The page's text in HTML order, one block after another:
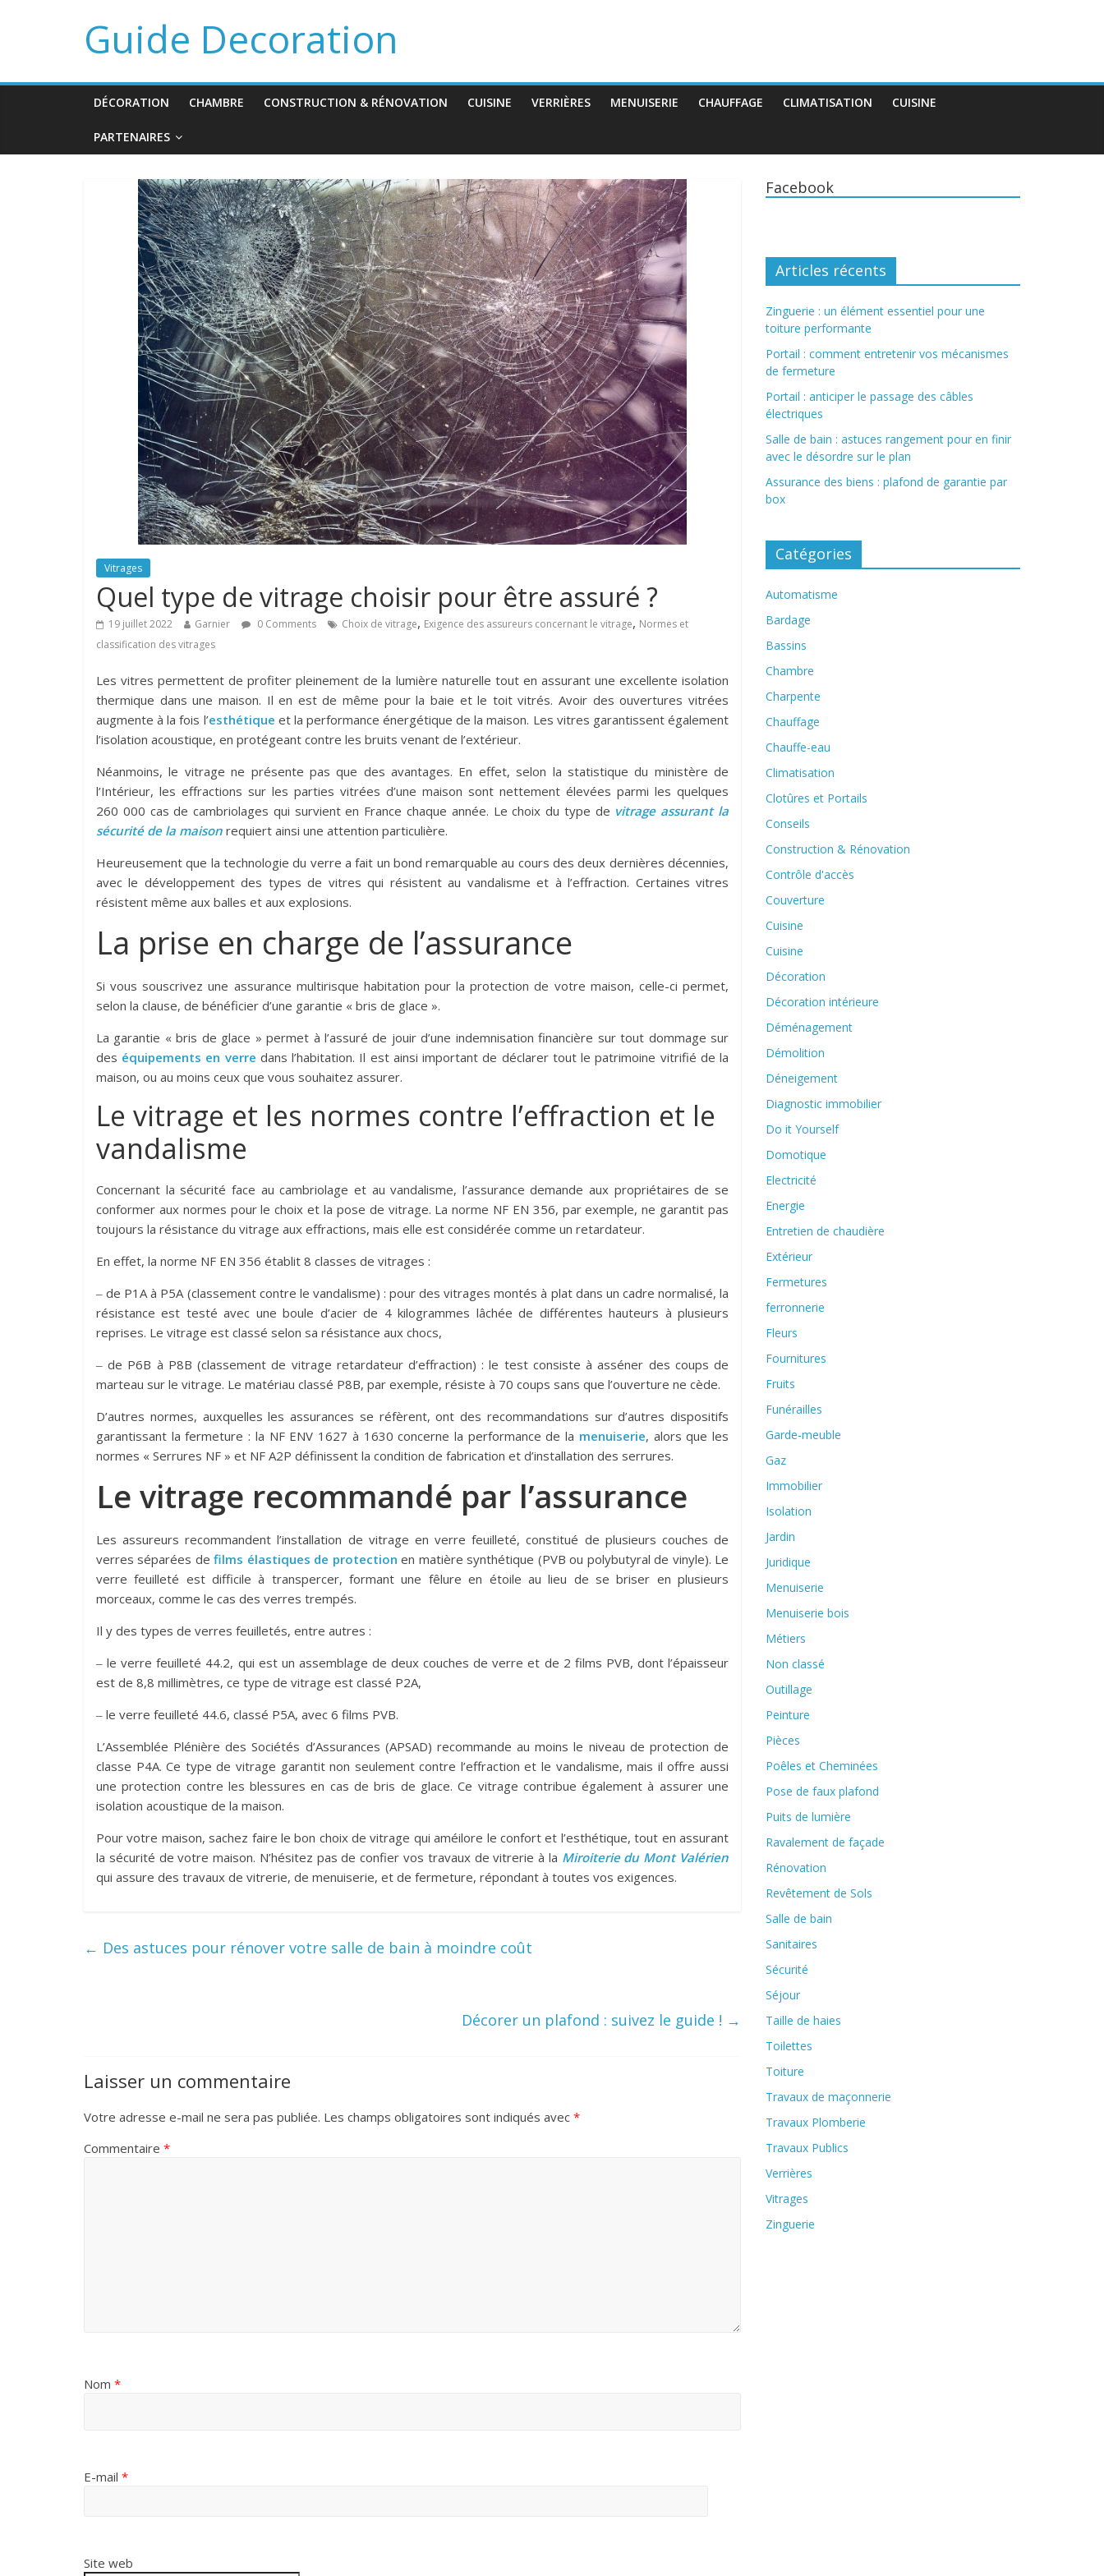
Guide Decoration
DÉCORATION CHAMBRE CONSTRUCTION & RÉNOVATION CUISINE VERRIÈRES MENUISERIE CHAUFFAGE CLIMATISATION CUISINE
PARTENAIRES
Vitrages
Quel type de vitrage choisir pour être assuré ?
19 juillet 2022 Garnier 0 Comments Choix de vitrage, Exigence des assureurs concernant le vitrage, Normes et
classification des vitrages
Les vitres permettent de profiter pleinement de la lumière naturelle tout en assurant une excellente isolation
thermique dans une maison. Il en est de même pour la baie et le toit vitrés. Avoir des ouvertures vitrées
augmente à la fois l’esthétique et la performance énergétique de la maison. Les vitres garantissent également
l’isolation acoustique, en protégeant contre les bruits venant de l’extérieur.
Néanmoins, le vitrage ne présente pas que des avantages. En effet, selon la statistique du ministère de
l’Intérieur, les effractions sur les parties vitrées d’une maison sont nettement élevées parmi les quelques
260 000 cas de cambriolages qui survient en France chaque année. Le choix du type de vitrage assurant la
sécurité de la maison requiert ainsi une attention particulière.
Heureusement que la technologie du verre a fait un bond remarquable au cours des deux dernières décennies,
avec le développement des types de vitres qui résistent au vandalisme et à l’effraction. Certaines vitres
résistent même aux balles et aux explosions.
La prise en charge de l’assurance
Si vous souscrivez une assurance multirisque habitation pour la protection de votre maison, celle-ci permet,
selon la clause, de bénéficier d’une garantie « bris de glace ».
La garantie « bris de glace » permet à l’assuré de jouir d’une indemnisation financière sur tout dommage sur
des équipements en verre dans l’habitation. Il est ainsi important de déclarer tout le patrimoine vitrifié de la
maison, ou au moins ceux que vous souhaitez assurer.
Le vitrage et les normes contre l’effraction et le
vandalisme
Concernant la sécurité face au cambriolage et au vandalisme, l’assurance demande aux propriétaires de se
conformer aux normes pour le choix et la pose de vitrage. La norme NF EN 356, par exemple, ne garantit pas
toujours la résistance du vitrage aux effractions, mais elle est considérée comme un retardateur.
En effet, la norme NF EN 356 établit 8 classes de vitrages :
‒ de P1A à P5A (classement contre le vandalisme) : pour des vitrages montés à plat dans un cadre normalisé, la
résistance est testé avec une boule d’acier de 4 kilogrammes lâchée de différentes hauteurs à plusieurs
reprises. Le vitrage est classé selon sa résistance aux chocs,
‒ de P6B à P8B (classement de vitrage retardateur d’effraction) : le test consiste à asséner des coups de
marteau sur le vitrage. Le matériau classé P8B, par exemple, résiste à 70 coups sans que l’ouverture ne cède.
D’autres normes, auxquelles les assurances se réfèrent, ont des recommandations sur d’autres dispositifs
garantissant la fermeture : la NF ENV 1627 à 1630 concerne la performance de la menuiserie, alors que les
normes « Serrures NF » et NF A2P définissent la condition de fabrication et d’installation des serrures.
Le vitrage recommandé par l’assurance
Les assureurs recommandent l’installation de vitrage en verre feuilleté, constitué de plusieurs couches de
verres séparées defilms élastiques de protection en matière synthétique (PVB ou polybutyral de vinyle). Le
verre feuilleté est difficile à transpercer, formant une fêlure en étoile au lieu de se briser en plusieurs
morceaux, comme le cas des verres trempés.
Il y des types de verres feuilletés, entre autres :
‒ le verre feuilleté 44.2, qui est un assemblage de deux couches de verre et de 2 films PVB, dont l’épaisseur
est de 8,8 millimètres, ce type de vitrage est classé P2A,
‒ le verre feuilleté 44.6, classé P5A, avec 6 films PVB.
L’Assemblée Plénière des Sociétés d’Assurances (APSAD) recommande au moins le niveau de protection de
classe P4A. Ce type de vitrage garantit non seulement contre l’effraction et le vandalisme, mais il offre aussi
une protection contre les blessures en cas de bris de glace. Ce vitrage contribue également à assurer une
isolation acoustique de la maison.
Pour votre maison, sachez faire le bon choix de vitrage qui améilore le confort et l’esthétique, tout en assurant
la sécurité de votre maison. N’hésitez pas de confier vos travaux de vitrerie à la Miroiterie du Mont Valérien
qui assure des travaux de vitrerie, de menuiserie, et de fermeture, répondant à toutes vos exigences.
← Des astuces pour rénover votre salle de bain à moindre coût
Décorer un plafond : suivez le guide ! →
Laisser un commentaire
Votre adresse e-mail ne sera pas publiée. Les champs obligatoires sont indiqués avec *
Commentaire *
Nom *
E-mail *
Site web
Facebook
Articles récents
Zinguerie : un élément essentiel pour une
toiture performante
Portail : comment entretenir vos mécanismes
de fermeture
Portail : anticiper le passage des câbles
électriques
Salle de bain : astuces rangement pour en finir
avec le désordre sur le plan
Assurance des biens : plafond de garantie par
box
Catégories
Automatisme
Bardage
Bassins
Chambre
Charpente
Chauffage
Chauffe-eau
Climatisation
Clotûres et Portails
Conseils
Construction & Rénovation
Contrôle d'accès
Couverture
Cuisine
Cuisine
Décoration
Décoration intérieure
Déménagement
Démolition
Déneigement
Diagnostic immobilier
Do it Yourself
Domotique
Electricité
Energie
Entretien de chaudière
Extérieur
Fermetures
ferronnerie
Fleurs
Fournitures
Fruits
Funérailles
Garde-meuble
Gaz
Immobilier
Isolation
Jardin
Juridique
Menuiserie
Menuiserie bois
Métiers
Non classé
Outillage
Peinture
Pièces
Poêles et Cheminées
Pose de faux plafond
Puits de lumière
Ravalement de façade
Rénovation
Revêtement de Sols
Salle de bain
Sanitaires
Sécurité
Séjour
Taille de haies
Toilettes
Toiture
Travaux de maçonnerie
Travaux Plomberie
Travaux Publics
Verrières
Vitrages
Zinguerie